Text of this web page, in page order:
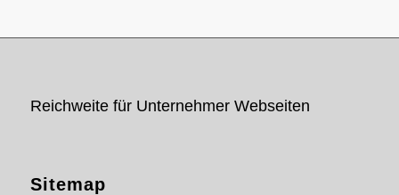
Reichweite für Unternehmer Webseiten
Sitemap